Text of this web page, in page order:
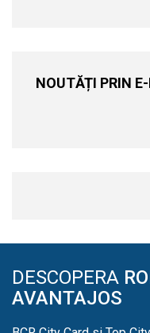
NOUTĂȚI PRIN
DESCOPERA
AVANTAJOS